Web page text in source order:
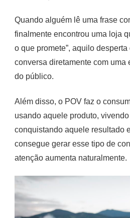
Quando alguém lê uma frase
finalmente encontrou uma loja
o que promete”, aquilo
conversa diretamente com uma
do público.
Além disso, o POV faz o
usando aquele produto,
conquistando aquele resultado
consegue gerar esse tipo de
atenção aumenta naturalmente.